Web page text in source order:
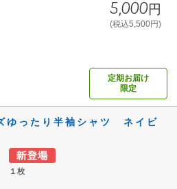
5,000円
(税込5,500円)
定期お届け
限定
ゆったり半袖シャツ ネイビ
１枚